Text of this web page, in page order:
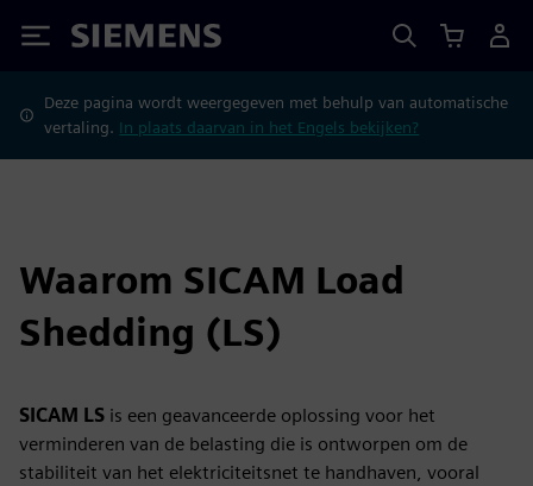
Siemens
Deze pagina wordt weergegeven met behulp van automatische
vertaling. In plaats daarvan in het Engels bekijken?
Waarom SICAM Load
Shedding (LS)
SICAM LS is een geavanceerde oplossing voor het
verminderen van de belasting die is ontworpen om de
stabiliteit van het elektriciteitsnet te handhaven, vooral